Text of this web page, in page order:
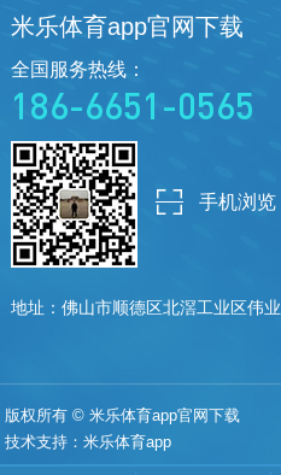
米乐体育app官网下载
全国服务热线：
186-6651-0565
手机浏览
地址：佛山市顺德区北滘工业区伟业
版权所有 © 米乐体育app官网下载
技术支持：米乐体育app